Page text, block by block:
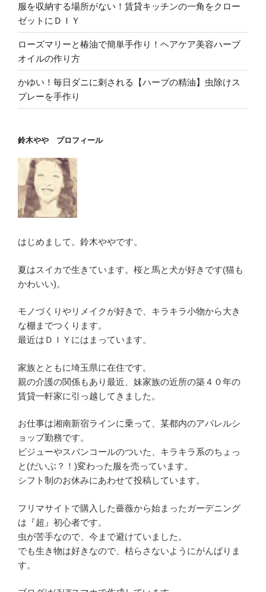
服を収納する場所がない！賃貸キッチンの一角をクロー
ゼットにＤＩＹ
ローズマリーと椿油で簡単手作り！ヘアケア美容ハーブ
オイルの作り方
かゆい！毎日ダニに刺される【ハーブの精油】虫除けス
プレーを手作り
鈴木やや プロフィール
はじめまして。鈴木ややです。
夏はスイカで生きています。桜と馬と犬が好きです(猫も
かわいい)。
モノづくりやリメイクが好きで、キラキラ小物から大き
な棚までつくります。
最近はＤＩＹにはまっています。
家族とともに埼玉県に在住です。
親の介護の関係もあり最近、妹家族の近所の築４０年の
賃貸一軒家に引っ越してきました。
お仕事は湘南新宿ラインに乗って、某都内のアパレルシ
ョップ勤務です。
ビジューやスバンコールのついた、キラキラ系のちょっ
と(だいぶ？！)変わった服を売っています。
シフト制のお休みにあわせて投稿しています。
フリマサイトで購入した薔薇から始まったガーデニング
は『超』初心者です。
虫が苦手なので、今まで避けていました。
でも生き物は好きなので、枯らさないようにがんばりま
す。